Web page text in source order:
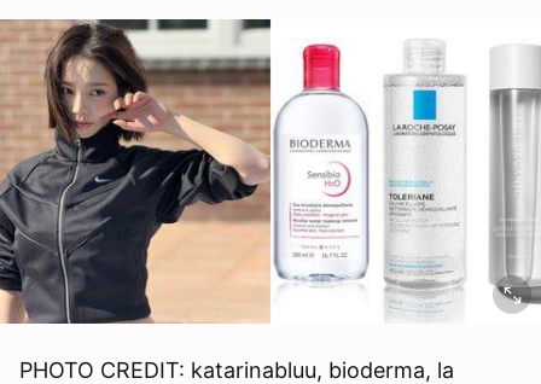
PHOTO CREDIT: katarinabluu, bioderma, la